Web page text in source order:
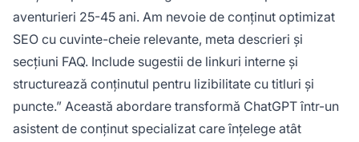
aventurieri 25-45 ani. Am nevoie de conținut optimizat
SEO cu cuvinte-cheie relevante, meta descrieri și
secțiuni FAQ. Include sugestii de linkuri interne și
structurează conținutul pentru lizibilitate cu titluri și
puncte.” Această abordare transformă ChatGPT într-un
asistent de conținut specializat care înțelege atât